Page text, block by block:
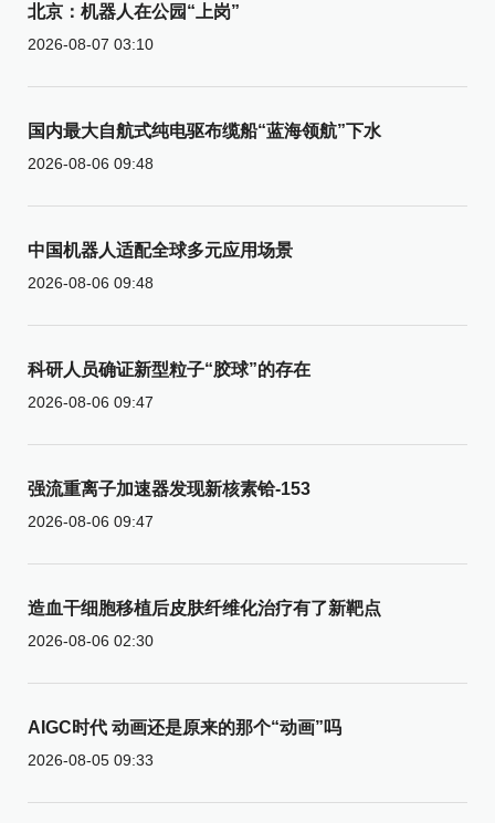
北京：机器人在公园“上岗”
2026-08-07 03:10
国内最大自航式纯电驱布缆船“蓝海领航”下水
2026-08-06 09:48
中国机器人适配全球多元应用场景
2026-08-06 09:48
科研人员确证新型粒子“胶球”的存在
2026-08-06 09:47
强流重离子加速器发现新核素铪-153
2026-08-06 09:47
造血干细胞移植后皮肤纤维化治疗有了新靶点
2026-08-06 02:30
AIGC时代 动画还是原来的那个“动画”吗
2026-08-05 09:33